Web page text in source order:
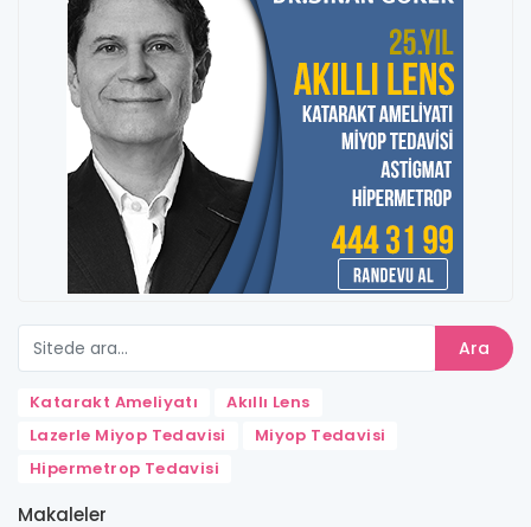
Ara
Katarakt Ameliyatı
Akıllı Lens
Lazerle Miyop Tedavisi
Miyop Tedavisi
Hipermetrop Tedavisi
Makaleler